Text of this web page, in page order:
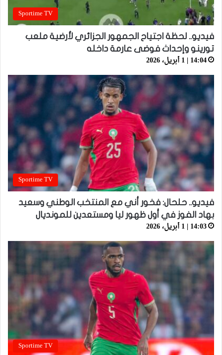
Sportime TV
فيديو.. لحظة اجتياح الجمهور الجزائري لأرضية ملعب
تورينو وإحداث فوضى عارمة داخله
14:04 | 1 أبريل، 2026
Sportime TV
فيديو.. حلحال: فخور أني مع المنتخب الوطني وسعيد
بهاد الفوز في أول ظهور ليا ومستعدين للمونديال
14:03 | 1 أبريل، 2026
Sportime TV